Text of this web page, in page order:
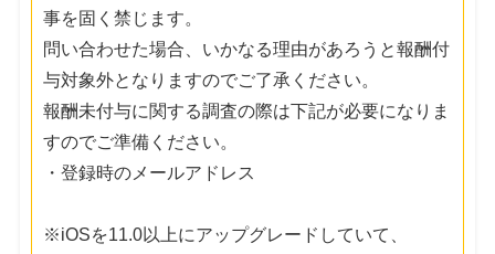
事を固く禁じます。
問い合わせた場合、いかなる理由があろうと報酬付
与対象外となりますのでご了承ください。
報酬未付与に関する調査の際は下記が必要になりま
すのでご準備ください。
・登録時のメールアドレス
※iOSを11.0以上にアップグレードしていて、